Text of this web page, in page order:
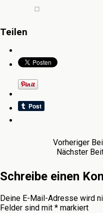
Teilen
Vorheriger
Nächster
Schreibe einen
Deine E-Mail-Adresse wird
Felder sind mit * markiert